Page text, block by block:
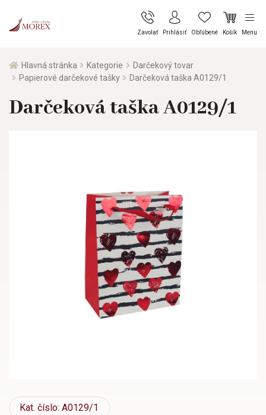
Zavolať Prihlásiť Obľúbené Košík Menu
Hlavná stránka Kategorie
Darčekový tovar
Papierové darčekové tašky
Darčeková taška A0129/1
Darčeková taška A0129/1
Kat. číslo: A0129/1